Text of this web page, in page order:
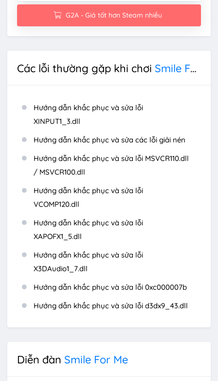
G2A - Giá tốt hơn Steam nhiều
Các lỗi thường gặp khi chơi Smile For Me
Hướng dẫn khắc phục và sửa lỗi
XINPUT1_3.dll
Hướng dẫn khắc phục và sửa các lỗi giải nén
Hướng dẫn khắc phục và sửa lỗi MSVCR110.dll
/ MSVCR100.dll
Hướng dẫn khắc phục và sửa lỗi
VCOMP120.dll
Hướng dẫn khắc phục và sửa lỗi
XAPOFX1_5.dll
Hướng dẫn khắc phục và sửa lỗi
X3DAudio1_7.dll
Hướng dẫn khắc phục và sửa lỗi 0xc000007b
Hướng dẫn khắc phục và sửa lỗi d3dx9_43.dll
Diễn đàn Smile For Me